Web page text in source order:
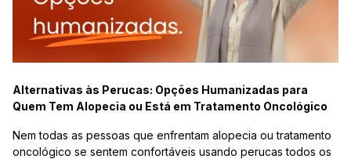
Alternativas às Perucas: Opções Humanizadas para
Quem Tem Alopecia ou Está em Tratamento Oncológico
Nem todas as pessoas que enfrentam alopecia ou tratamento
oncológico se sentem confortáveis usando perucas todos os